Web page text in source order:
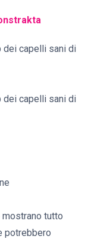
dei capelli sani di
dei capelli sani di
tutto
potrebbero